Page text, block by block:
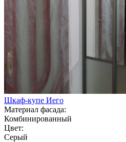
Шкаф-купе Иего
Материал фасада:
Комбинированный
Цвет:
Серый